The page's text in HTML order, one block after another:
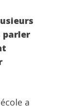
parler
a